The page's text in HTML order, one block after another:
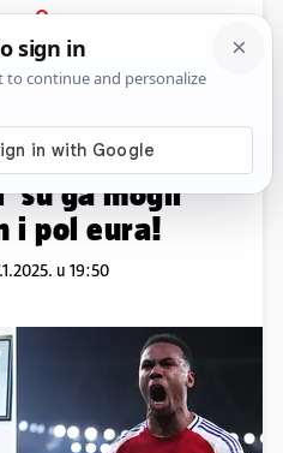
PRIJAVA
Komentari
Gabriela u
su ga mogli
i pol eura!
u 19:50